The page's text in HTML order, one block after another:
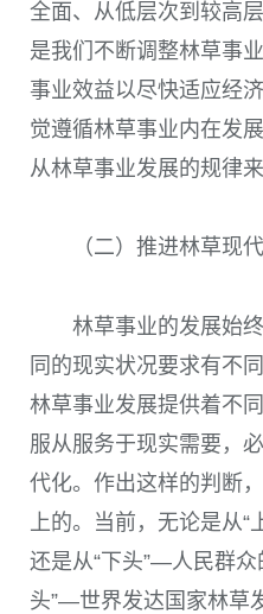
全面、从低层次到较高
是我们不断调整林草事
事业效益以尽快适应经
觉遵循林草事业内在发
从林草事业发展的规律
（二）推进林草现
林草事业的发展始
同的现实状况要求有不
林草事业发展提供着不
服从服务于现实需要，
代化。作出这样的判断
上的。当前，无论是从
还是从“下头”—人民群
头”—世界发达国家林草